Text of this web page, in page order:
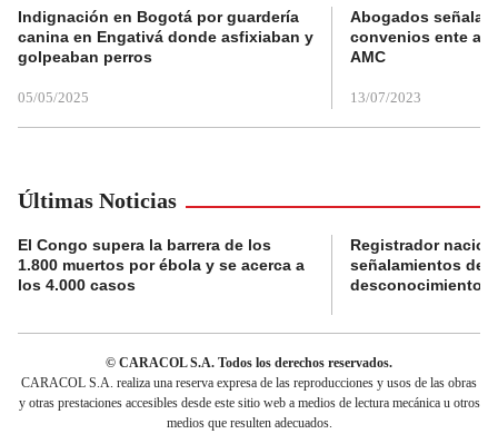
Indignación en Bogotá por guardería
canina en Engativá donde asfixiaban y
golpeaban perros
05/05/2025
Abogados
convenios ente
AMC
13/07/2023
Últimas Noticias
El Congo supera la barrera de los
1.800 muertos por ébola y se acerca a
los 4.000 casos
Registrador
señalamientos de
desconocimiento
© CARACOL S.A. Todos los derechos reservados.
CARACOL S.A. realiza una reserva expresa de las reproducciones y usos de las obras
y otras prestaciones accesibles desde este sitio web a medios de lectura mecánica u otros
medios que resulten adecuados.